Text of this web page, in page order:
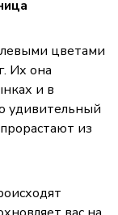
цветами
Их она
и в
удивительный
из